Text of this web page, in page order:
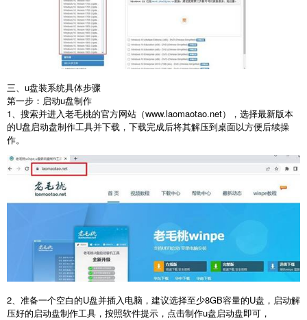
三、u盘装系统具体步骤
第一步：启动u盘制作
1、搜索并进入老毛桃的官方网站（www.laomaotao.net），选择最新版本
的U盘启动盘制作工具并下载，下载完成后将其解压到桌面以方便后续操
作。
2、准备一个空白的U盘并插入电脑，建议选择至少8GB容量的U盘，启动解
压好的启动盘制作工具，按照软件提示，点击制作u盘启动盘即可，